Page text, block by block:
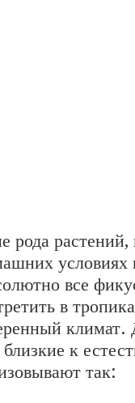
рода
все
в
к
так: